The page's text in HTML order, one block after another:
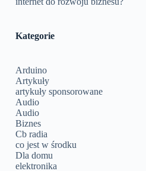
Kategorie
Arduino
Artykuły
artykuły sponsorowane
Audio
Audio
Biznes
Cb radia
co jest w środku
Dla domu
elektronika